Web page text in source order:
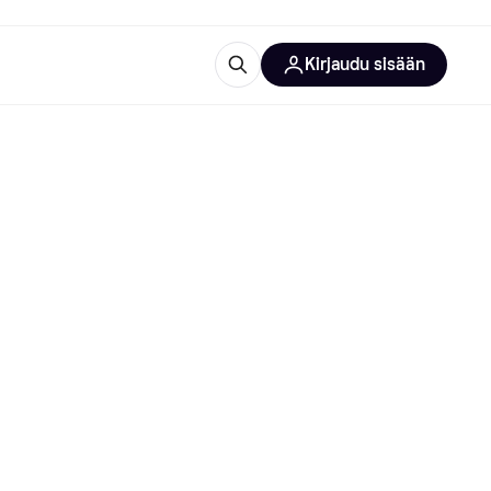
Kirjaudu sisään